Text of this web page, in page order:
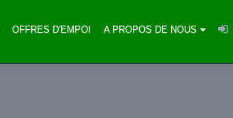
OFFRES D'EMPOI A PROPOS DE NOUS